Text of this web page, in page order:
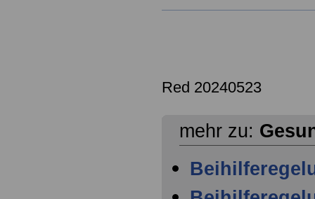
Red 20240523
mehr zu: